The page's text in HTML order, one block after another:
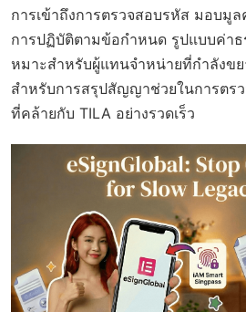
การเข้าถึงการตรวจสอบรหัส มอบมู
การปฏิบัติตามข้อกำหนด รูปแบบค่าธ
หมาะสำหรับผู้แทนจำหน่ายที่กำลังขย
สำหรับการสรุปสัญญาช่วยในการตรว
ที่คล้ายกับ TILA อย่างรวดเร็ว